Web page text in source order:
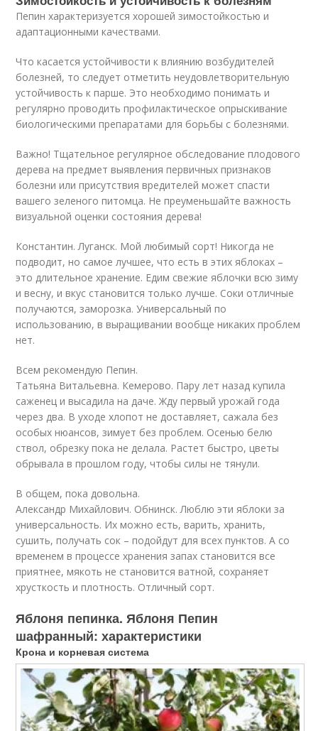
Пепин характеризуется хорошей зимостойкостью и
адаптационными качествами.
Что касается устойчивости к влиянию возбудителей
болезней, то следует отметить неудовлетворительную
устойчивость к парше. Это необходимо понимать и
регулярно проводить профилактическое опрыскивание
биологическими препаратами для борьбы с болезнями.
Важно! Тщательное регулярное обследование плодового
дерева на предмет выявления первичных признаков
болезни или присутствия вредителей может спасти
вашего зеленого питомца. Не преуменьшайте важность
визуальной оценки состояния дерева!
Константин. Луганск. Мой любимый сорт! Никогда не
подводит, но самое лучшее, что есть в этих яблоках –
это длительное хранение. Едим свежие яблочки всю зиму
и весну, и вкус становится только лучше. Соки отличные
получаются, заморозка. Универсальный по
использованию, в выращивании вообще никаких проблем
нет.
Всем рекомендую Пепин.
Татьяна Витальевна. Кемерово. Пару лет назад купила
саженец и высадила на даче. Жду первый урожай года
через два. В уходе хлопот не доставляет, сажала без
особых нюансов, зимует без проблем. Осенью белю
ствол, обрезку пока не делала. Растет быстро, цветы
обрывала в прошлом году, чтобы силы не тянули.
В общем, пока довольна.
Александр Михайлович. Обнинск. Люблю эти яблоки за
универсальность. Их можно есть, варить, хранить,
сушить, получать сок – подойдут для всех пунктов. А со
временем в процессе хранения запах становится все
приятнее, мякоть не становится ватной, сохраняет
хрусткость и плотность. Отличный сорт.
Яблоня пепинка. Яблоня Пепин
шафранный: характеристики
Крона и корневая система